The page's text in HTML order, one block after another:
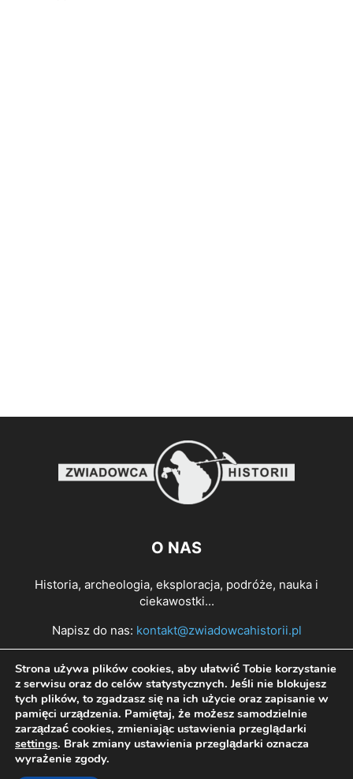
O NAS
Historia, archeologia, eksploracja, podróże, nauka i
ciekawostki...
Napisz do nas: kontakt@zwiadowcahistorii.pl
PODĄŻAJ ZA NAMI
Strona używa plików cookies, aby ułatwić Tobie korzystanie
z serwisu oraz do celów statystycznych. Jeśli nie blokujesz
tych plików, to zgadzasz się na ich użycie oraz zapisanie w
pamięci urządzenia. Pamiętaj, że możesz samodzielnie
zarządzać cookies, zmieniając ustawienia przeglądarki
settings. Brak zmiany ustawienia przeglądarki oznacza
wyrażenie zgody.